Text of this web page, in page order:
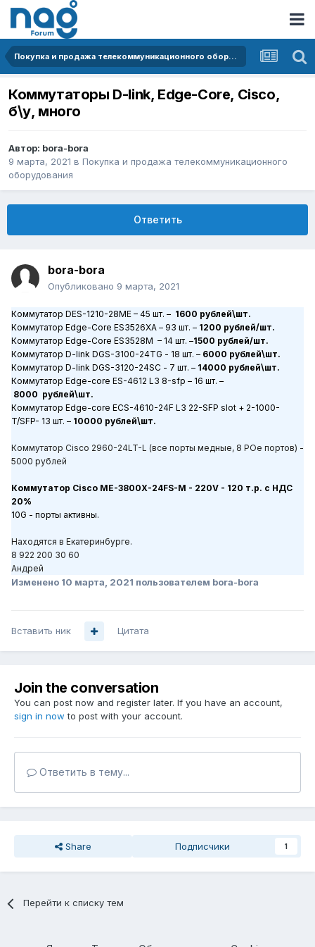
Покупка и продажа телекоммуникационного оборудования
Коммутаторы D-link, Edge-Core, Cisco,
б\у, много
Автор: bora-bora
9 марта, 2021 в Покупка и продажа телекоммуникационного
оборудования
Ответить
bora-bora
Опубликовано 9 марта, 2021
Коммутатор DES-1210-28ME – 45 шт. – 1600 рублей\шт.
Коммутатор Edge-Core ES3526XA – 93 шт. – 1200 рублей/шт.
Коммутатор Edge-Core ES3528M – 14 шт. –1500 рублей/шт.
Коммутатор D-link DGS-3100-24TG - 18 шт. – 6000 рублей\шт.
Коммутатор D-link DGS-3120-24SС - 7 шт. – 14000 рублей\шт.
Коммутатор Edge-core ES-4612 L3 8-sfp – 16 шт. –
8000 рублей\шт.
Коммутатор Edge-core EСS-4610-24F L3 22-SFP slot + 2-1000-
T/SFP- 13 шт. – 10000 рублей\шт.
Коммутатор Cisco 2960-24LT-L (все порты медные, 8 POe портов) -
5000 рублей
Коммутатор Cisco ME-3800X-24FS-M - 220V - 120 т.р. с НДС
20%
10G - порты активны.
Находятся в Екатеринбурге.
8 922 200 30 60
Андрей
Изменено 10 марта, 2021 пользователем bora-bora
Вставить ник Цитата
Join the conversation
You can post now and register later. If you have an account,
sign in now to post with your account.
Ответить в тему...
Share Подписчики 1
Перейти к списку тем